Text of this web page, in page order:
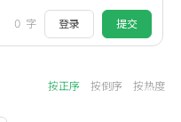
0 字 登录 提交
按正序 按倒序 按热度